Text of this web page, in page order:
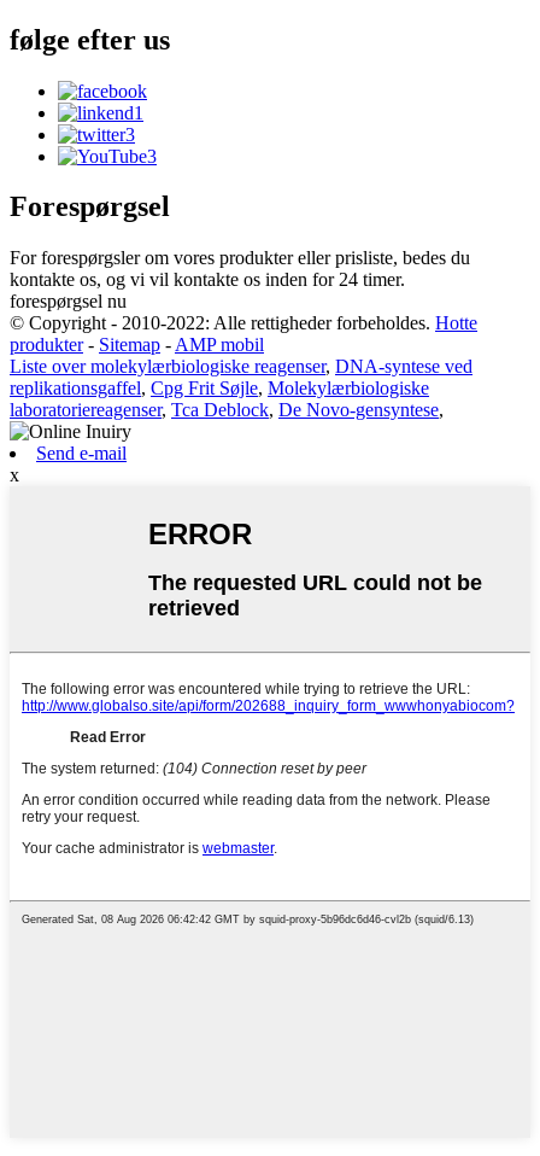
følge efter us
Forespørgsel
For forespørgsler om vores produkter eller prisliste, bedes du
kontakte os, og vi vil kontakte os inden for 24 timer.
forespørgsel nu
© Copyright - 2010-2022: Alle rettigheder forbeholdes. Hotte
produkter- Sitemap - AMP mobil
Liste over molekylærbiologiske reagenser, DNA-syntese ved
replikationsgaffel, Cpg Frit Søjle, Molekylærbiologiske
laboratoriereagenser, Tca Deblock, De Novo-gensyntese,
Send e-mail
x